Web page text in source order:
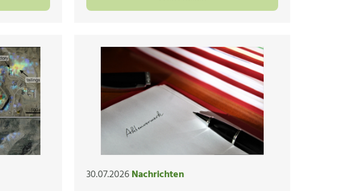
30.07.2026Nachrichten